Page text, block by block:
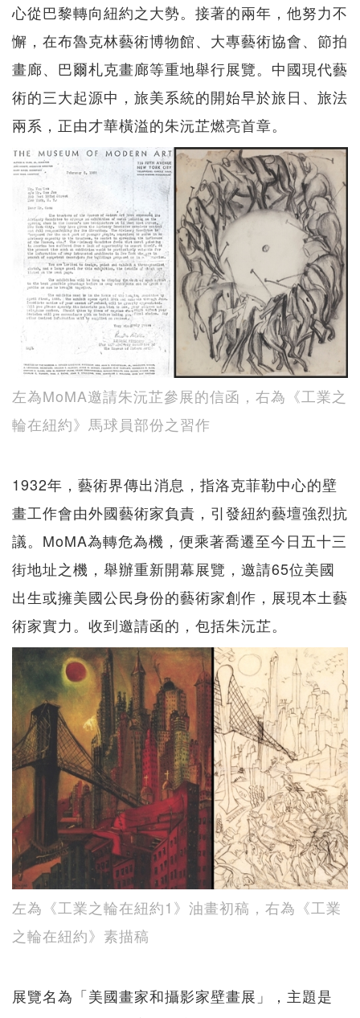
心從巴黎轉向紐約之大勢。接著的兩年，他努力不
懈，在布魯克林藝術博物館、大專藝術協會、節拍
畫廊、巴爾札克畫廊等重地舉行展覽。中國現代藝
術的三大起源中，旅美系統的開始早於旅日、旅法
兩系，正由才華橫溢的朱沅芷燃亮首章。
左為MoMA邀請朱沅芷參展的信函，右為《工業之
輪在紐約》馬球員部份之習作
1932年，藝術界傳出消息，指洛克菲勒中心的壁
畫工作會由外國藝術家負責，引發紐約藝壇強烈抗
議。MoMA為轉危為機，便乘著喬遷至今日五十三
街地址之機，舉辦重新開幕展覽，邀請65位美國
出生或擁美國公民身份的藝術家創作，展現本土藝
術家實力。收到邀請函的，包括朱沅芷。
左為《工業之輪在紐約1》油畫初稿，右為《工業
之輪在紐約》素描稿
展覽名為「美國畫家和攝影家壁畫展」，主題是